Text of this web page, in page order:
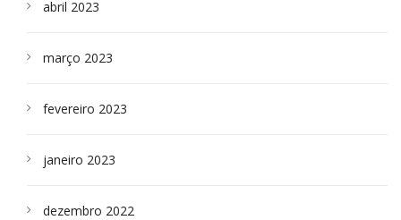
abril 2023
março 2023
fevereiro 2023
janeiro 2023
dezembro 2022